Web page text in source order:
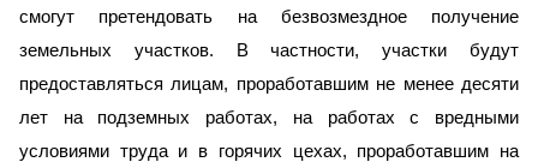
смогут претендовать на безвозмездное получение
земельных участков. В частности, участки будут
предоставляться лицам, проработавшим не менее десяти
лет на подземных работах, на работах с вредными
условиями труда и в горячих цехах, проработавшим на